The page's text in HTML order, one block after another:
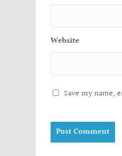
Website
Save my name,